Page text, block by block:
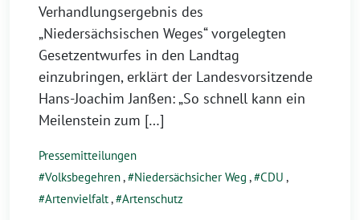
Verhandlungsergebnis des
„Niedersächsischen Weges“ vorgelegten
Gesetzentwurfes in den Landtag
einzubringen, erklärt der Landesvorsitzende
Hans-Joachim Janßen: „So schnell kann ein
Meilenstein zum […]
Pressemitteilungen
Volksbegehren, Niedersächsicher Weg , CDU ,
Artenvielfalt, Artenschutz